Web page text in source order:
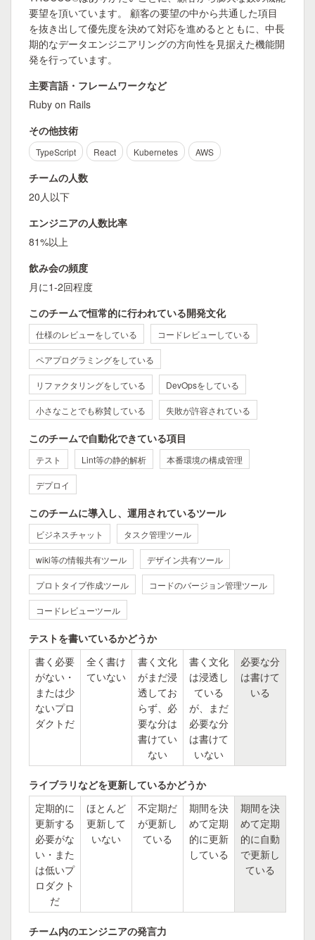
要望を頂いています。 顧客の要望の中から共通した項目
を抜き出して優先度を決めて対応を進めるとともに、中長
期的なデータエンジニアリングの方向性を見据えた機能開
発を行っています。
主要言語・フレームワークなど
Ruby on Rails
その他技術
TypeScript React Kubernetes AWS
チームの人数
20人以下
エンジニアの人数比率
81%以上
飲み会の頻度
月に1-2回程度
このチームで恒常的に行われている開発文化
仕様のレビューをしている コードレビューしている
ペアプログラミングをしている
リファクタリングをしている DevOpsをしている
小さなことでも称賛している 失敗が許容されている
このチームで自動化できている項目
テスト Lint等の静的解析 本番環境の構成管理
デプロイ
このチームに導入し、運用されているツール
ビジネスチャット タスク管理ツール
wiki等の情報共有ツール デザイン共有ツール
プロトタイプ作成ツール コードのバージョン管理ツール
コードレビューツール
テストを書いているかどうか
書く必要
がない・
または少
ないプロ
ダクトだ
全く書け
ていない
書く文化
がまだ浸
透してお
らず、必
要な分は
書けてい
ない
書く文化
は浸透し
ている
が、まだ
必要な分
は書けて
いない
必要な分
は書けて
いる
ライブラリなどを更新しているかどうか
定期的に
更新する
必要がな
い・また
は低いプ
ロダクト
だ
ほとんど
更新して
いない
不定期だ
が更新し
ている
期間を決
めて定期
的に更新
している
期間を決
めて定期
的に自動
で更新し
ている
チーム内のエンジニアの発言力